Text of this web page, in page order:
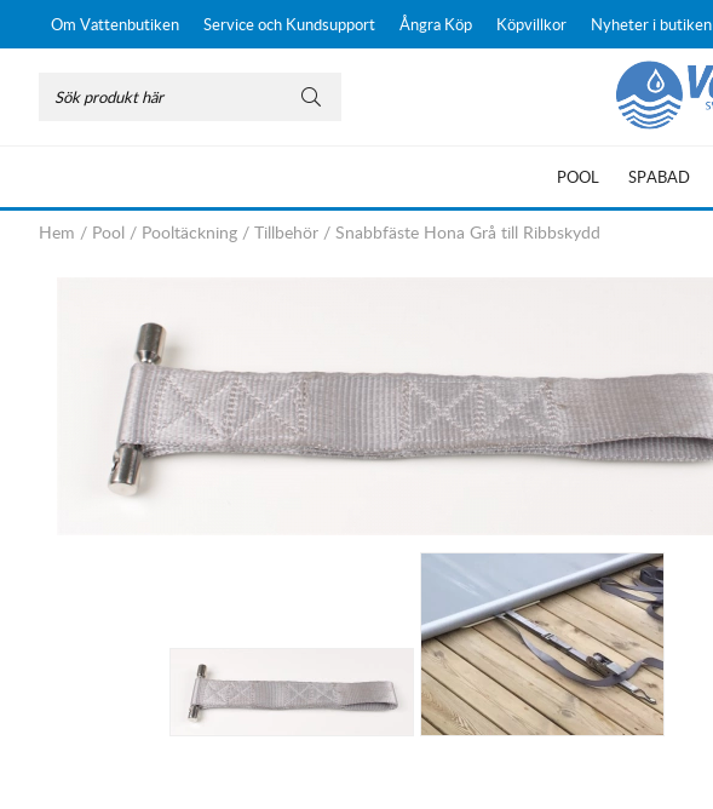
Om Vattenbutiken Service och Kundsupport Ångra Köp Köpvillkor Nyheter i butiken
POOL SPABAD
Hem / Pool / Pooltäckning / Tillbehör / Snabbfäste Hona Grå till Ribbskydd